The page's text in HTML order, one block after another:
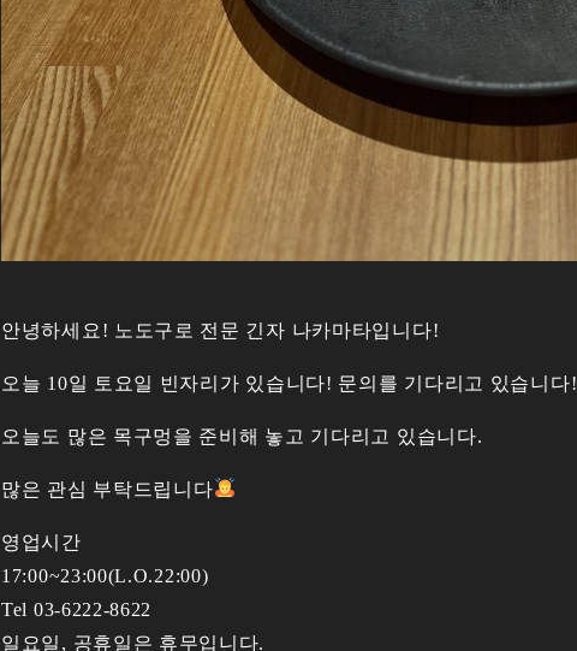
안녕하세요! 노도구로 전문 긴자 나카마타입니다!
오늘 10일 토요일 빈자리가 있습니다! 문의를 기다리고 있습니다!
오늘도 많은 목구멍을 준비해 놓고 기다리고 있습니다.
많은 관심 부탁드립니다
영업시간
17:00~23:00(L.O.22:00)
Tel 03-6222-8622
일요일, 공휴일은 휴무입니다.